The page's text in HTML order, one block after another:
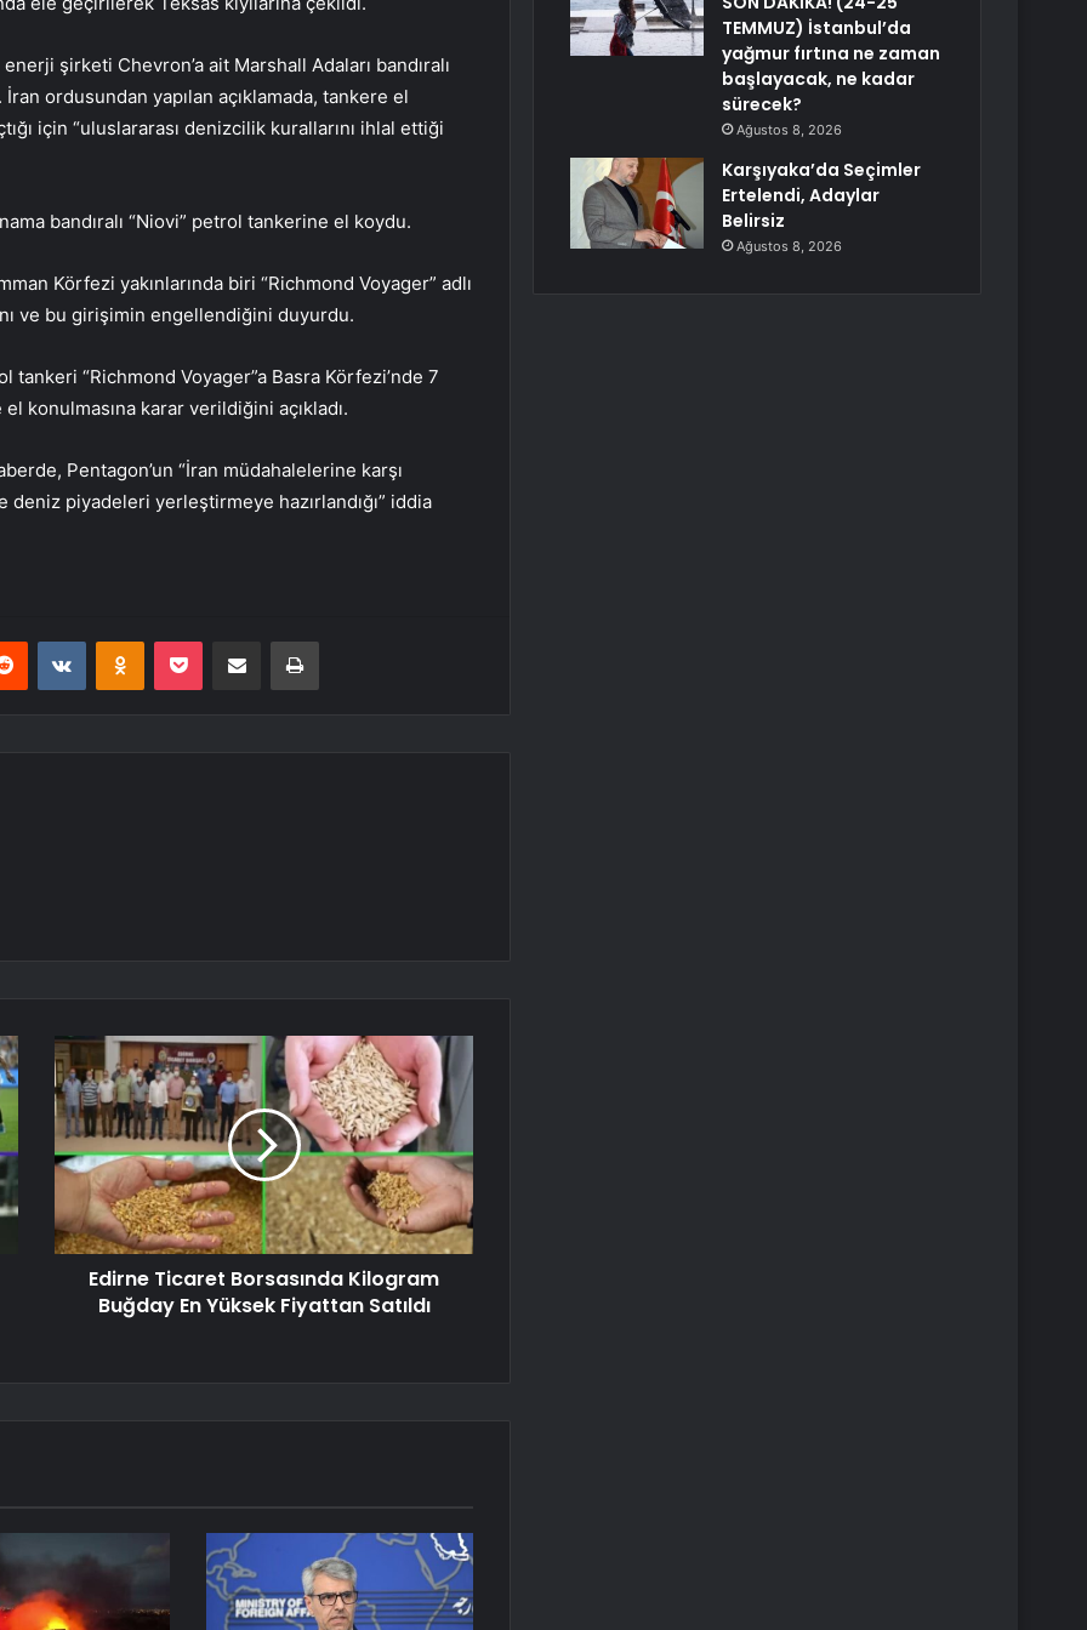
şirketi Chevron’a ait Marshall Adaları bandıralı
ordusundan yapılan açıklamada, tankere el
için “uluslararası denizcilik kurallarını ihlal ettiği
bandıralı “Niovi” petrol tankerine el koydu.
Körfezi yakınlarında biri “Richmond Voyager” adlı
ve bu girişimin engellendiğini duyurdu.
tankeri “Richmond Voyager”a Basra Körfezi’nde 7
konulmasına karar verildiğini açıkladı.
Pentagon’un “İran müdahalelerine karşı
deniz piyadeleri yerleştirmeye hazırlandığı” iddia
Reddit VKontakteOdnoklassniki
Pocket E-Posta ile paylaş Yazdır
Edirne Ticaret Borsasında Kilogram
Buğday En Yüksek Fiyattan Satıldı
TEMMUZ) İstanbul’da
yağmur fırtına ne zaman
başlayacak, ne kadar
sürecek?
Ağustos 8, 2026
Karşıyaka’da Seçimler
Ertelendi, Adaylar
Belirsiz
Ağustos 8, 2026